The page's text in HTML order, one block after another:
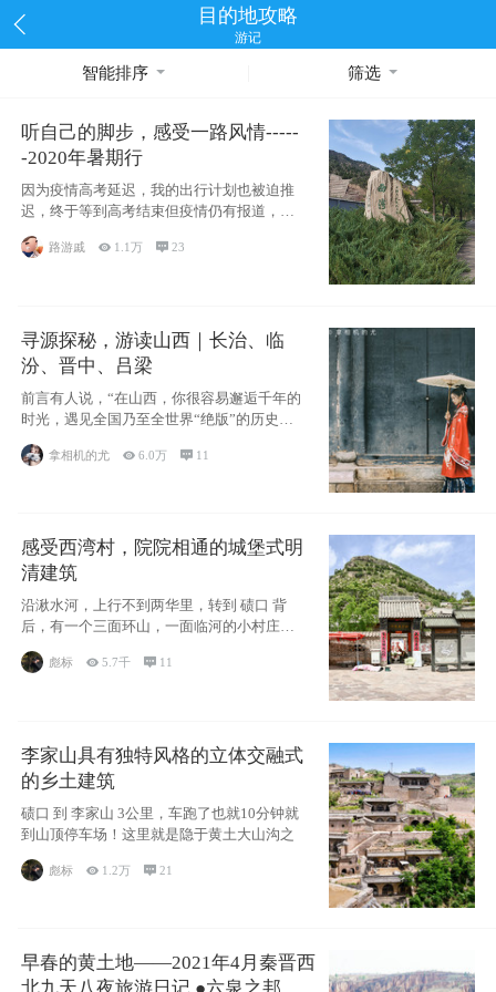
目的地攻略
游记
智能排序 筛选
听自己的脚步，感受一路风情-----
-2020年暑期行
因为疫情高考延迟，我的出行计划也被迫推
迟，终于等到高考结束但疫情仍有报道，出
去还是不
路游戚  1.1万 23
寻源探秘，游读山西｜长治、临
汾、晋中、吕梁
前言有人说，“在山西，你很容易邂逅千年的
时光，遇见全国乃至全世界“绝版”的历史遗
拿相机的尤 6.0万  11
感受西湾村，院院相通的城堡式明
清建筑
沿湫水河，上行不到两华里，转到 碛口 背
后，有一个三面环山，一面临河的小村庄，
因它是
彪标 5.7千  11
李家山具有独特风格的立体交融式
的乡土建筑
碛口 到 李家山 3公里，车跑了也就10分钟就
到山顶停车场！这里就是隐于黄土大山沟之
彪标  1.2万 21
早春的黄土地——2021年4月秦晋西